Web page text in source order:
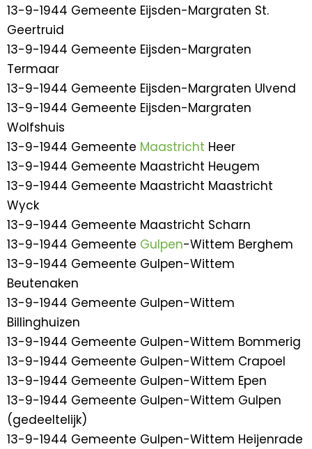
13-9-1944 Gemeente Eijsden-Margraten St.
Geertruid
13-9-1944 Gemeente Eijsden-Margraten
Termaar
13-9-1944 Gemeente Eijsden-Margraten Ulvend
13-9-1944 Gemeente Eijsden-Margraten
Wolfshuis
13-9-1944 Gemeente Maastricht Heer
13-9-1944 Gemeente Maastricht Heugem
13-9-1944 Gemeente Maastricht Maastricht
Wyck
13-9-1944 Gemeente Maastricht Scharn
13-9-1944 Gemeente Gulpen-Wittem Berghem
13-9-1944 Gemeente Gulpen-Wittem
Beutenaken
13-9-1944 Gemeente Gulpen-Wittem
Billinghuizen
13-9-1944 Gemeente Gulpen-Wittem Bommerig
13-9-1944 Gemeente Gulpen-Wittem Crapoel
13-9-1944 Gemeente Gulpen-Wittem Epen
13-9-1944 Gemeente Gulpen-Wittem Gulpen
(gedeeltelijk)
13-9-1944 Gemeente Gulpen-Wittem Heijenrade